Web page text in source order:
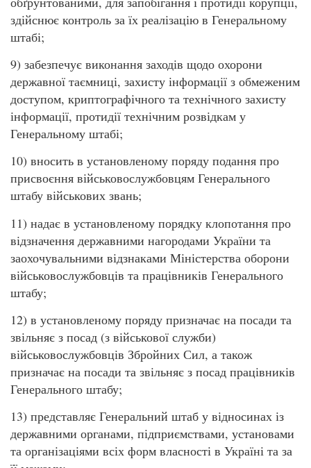
здійснює контроль за їх реалізацію в Генеральному
штабі;
9) забезпечує виконання заходів щодо охорони
державної таємниці, захисту інформації з обмеженим
доступом, криптографічного та технічного захисту
інформації, протидії технічним розвідкам у
Генеральному штабі;
10) вносить в установленому поряду подання про
присвоєння військовослужбовцям Генерального
штабу військових звань;
11) надає в установленому порядку клопотання про
відзначення державними нагородами України та
заохочувальними відзнаками Міністерства оборони
військовослужбовців та працівників Генерального
штабу;
12) в установленому поряду призначає на посади та
звільняє з посад (з військової служби)
військовослужбовців Збройних Сил, а також
призначає на посади та звільняє з посад працівників
Генерального штабу;
13) представляє Генеральний штаб у відносинах із
державними органами, підприємствами, установами
та організаціями всіх форм власності в Україні та за